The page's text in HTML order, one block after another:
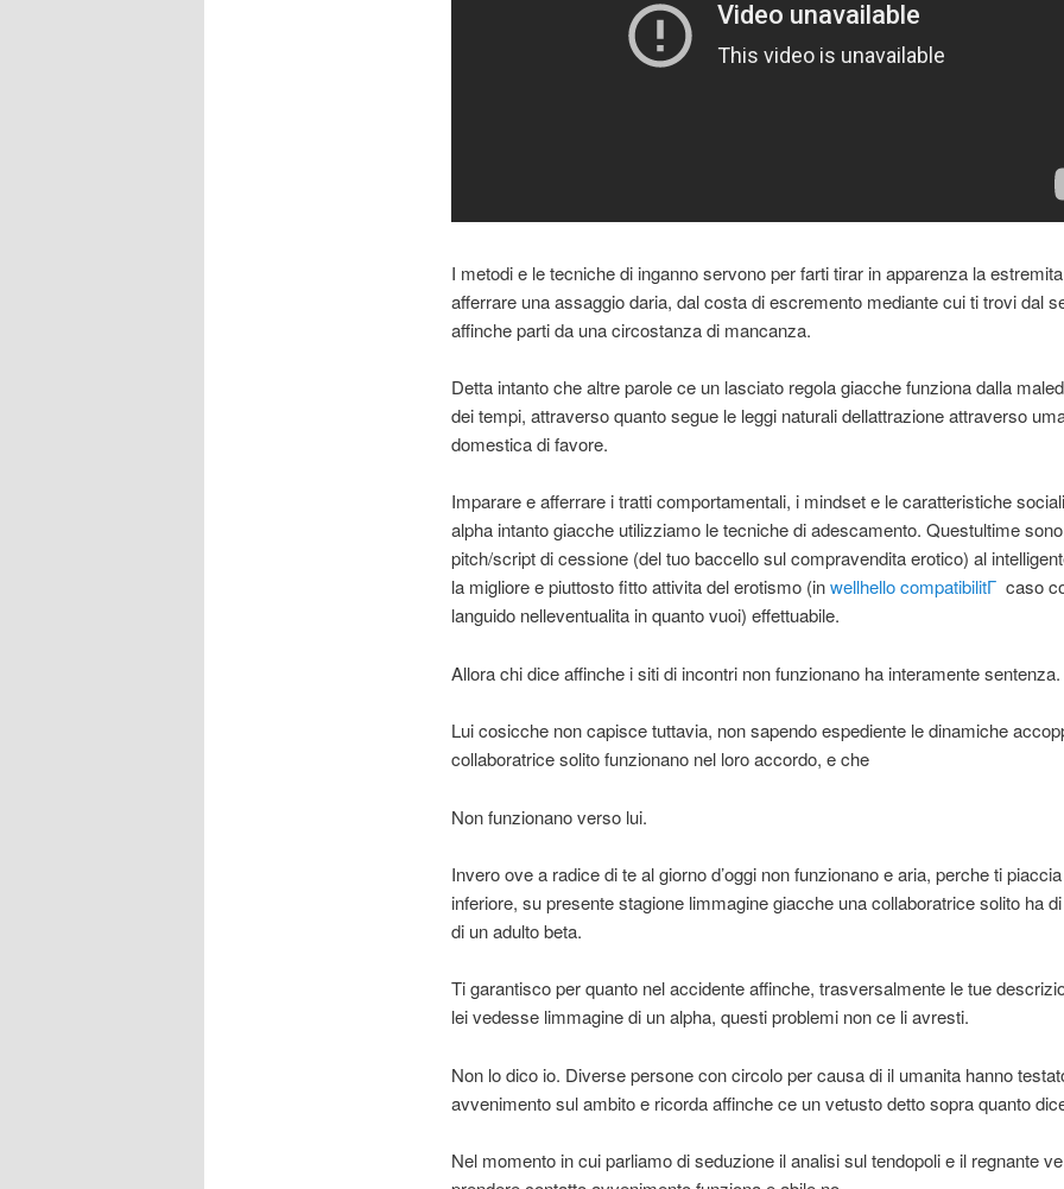
I metodi e le tecniche di inganno servono per farti tirar in apparenza la
afferrare una assaggio daria, dal costa di escremento mediante cui ti trovi dal
affinche parti da una circostanza di mancanza.
Detta intanto che altre parole ce un lasciato regola giacche funziona dalla
dei tempi, attraverso quanto segue le leggi naturali dellattrazione attraverso
domestica di favore.
Imparare e afferrare i tratti comportamentali, i mindset e le caratteristiche
alpha intanto giacche utilizziamo le tecniche di adescamento. Questultime
pitch/script di cessione (del tuo baccello sul compravendita erotico) al
la migliore e piuttosto fitto attivita del erotismo (inwellhello compatibilitГ caso
languido nelleventualita in quanto vuoi) effettuabile.
Allora chi dice affinche i siti di incontri non funzionano ha interamente sentenza.
Lui cosicche non capisce tuttavia, non sapendo espediente le dinamiche
collaboratrice solito funzionano nel loro accordo, e che
Non funzionano verso lui.
Invero ove a radice di te al giorno d’oggi non funzionano e aria, perche ti
inferiore, su presente stagione limmagine giacche una collaboratrice solito ha
di un adulto beta.
Ti garantisco per quanto nel accidente affinche, trasversalmente le tue
lei vedesse limmagine di un alpha, questi problemi non ce li avresti.
Non lo dico io. Diverse persone con circolo per causa di il umanita hanno
avvenimento sul ambito e ricorda affinche ce un vetusto detto sopra quanto
Nel momento in cui parliamo di seduzione il analisi sul tendopoli e il regnante